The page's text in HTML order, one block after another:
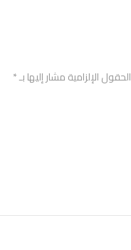
الحقول الإلزامية مشار إليها بـ*